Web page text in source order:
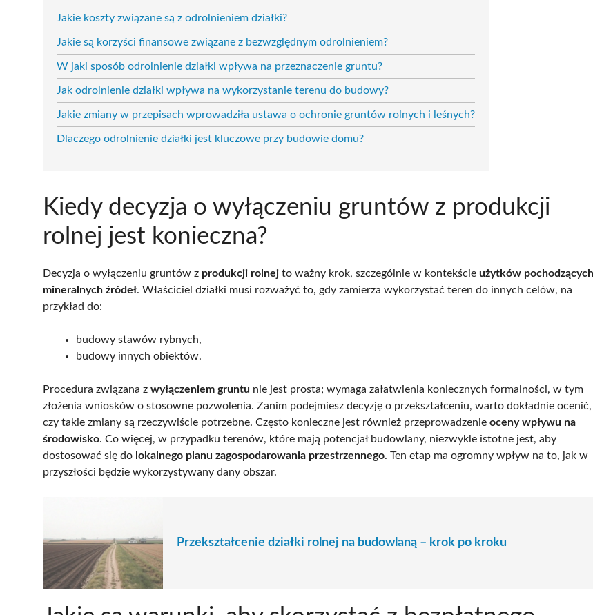
Jakie koszty związane są z odrolnieniem działki?
Jakie są korzyści finansowe związane z bezwzględnym odrolnieniem?
W jaki sposób odrolnienie działki wpływa na przeznaczenie gruntu?
Jak odrolnienie działki wpływa na wykorzystanie terenu do budowy?
Jakie zmiany w przepisach wprowadziła ustawa o ochronie gruntów rolnych i leśnych?
Dlaczego odrolnienie działki jest kluczowe przy budowie domu?
Kiedy decyzja o wyłączeniu gruntów z produkcji
rolnej jest konieczna?
Decyzja o wyłączeniu gruntów z produkcji rolnej to ważny krok, szczególnie w kontekście użytków
mineralnych źródeł. Właściciel działki musi rozważyć to, gdy zamierza wykorzystać teren do innych celów, na
przykład do:
budowy stawów rybnych,
budowy innych obiektów.
Procedura związana z wyłączeniem gruntu nie jest prosta; wymaga załatwienia koniecznych formalności, w tym
złożenia wniosków o stosowne pozwolenia. Zanim podejmiesz decyzję o przekształceniu, warto dokładnie ocenić,
czy takie zmiany są rzeczywiście potrzebne. Często konieczne jest również przeprowadzenie oceny wpływu na
środowisko. Co więcej, w przypadku terenów, które mają potencjał budowlany, niezwykle istotne jest, aby
dostosować się do lokalnego planu zagospodarowania przestrzennego. Ten etap ma ogromny wpływ na to, jak w
przyszłości będzie wykorzystywany dany obszar.
Przekształcenie działki rolnej na budowlaną – krok po kroku